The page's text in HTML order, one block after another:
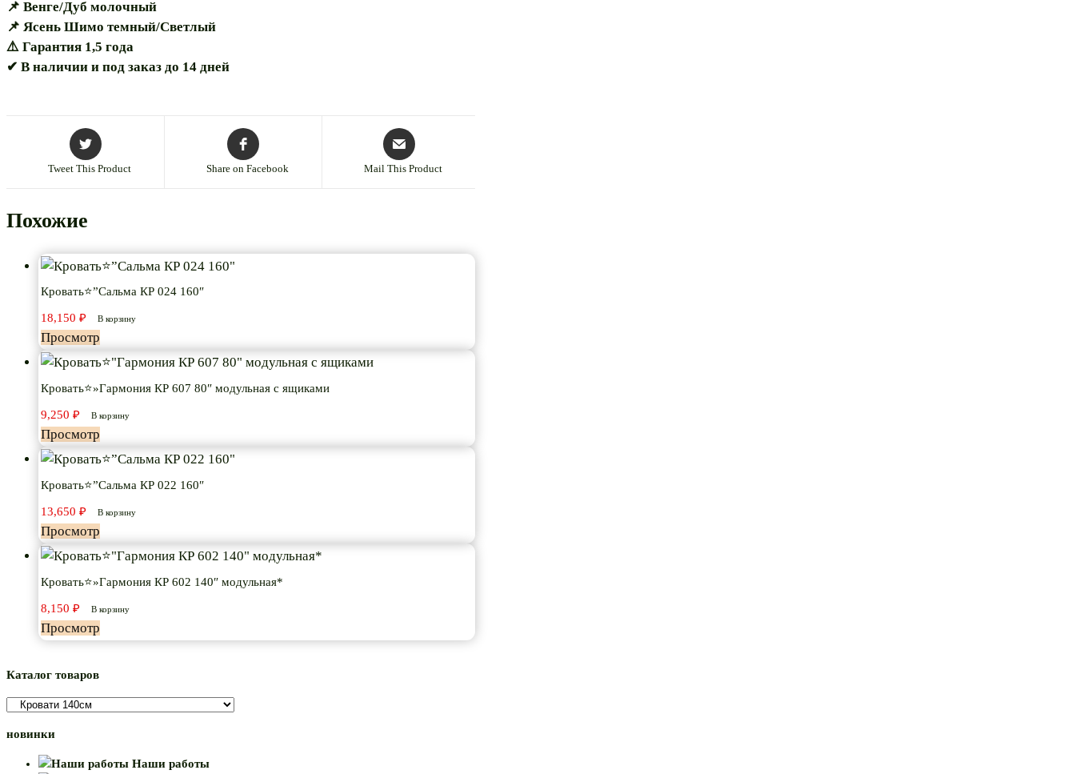
📌 Венге/Дуб молочный
📌 Ясень Шимо темный/Светлый
⚠️ Гарантия 1,5 года
✔ В наличии и под заказ до 14 дней
Tweet This Product Share on Facebook Mail This Product
Похожие
Кровать⭐”Сальма КР 024 160″
18,150 ₽ В корзину
Просмотр
Кровать⭐»Гармония КР 607 80″ модульная с ящиками
9,250 ₽ В корзину
Просмотр
Кровать⭐”Сальма КР 022 160″
13,650 ₽ В корзину
Просмотр
Кровать⭐»Гармония КР 602 140″ модульная*
8,150 ₽ В корзину
Просмотр
Каталог товаров
новинки
Наши работы